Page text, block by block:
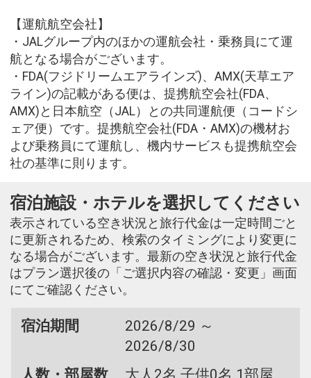
【運航航空会社】
・JALグループ内のほかの運航会社・乗務員にて運
航となる場合がございます。
・FDA(フジドリームエアラインズ)、AMX(天草エア
ライン)の記載がある便は、提携航空会社(FDA、
AMX)と日本航空（JAL）との共同運航便（コードシ
ェア便）です。提携航空会社(FDA・AMX)の機材お
よび乗務員にて運航し、機内サービスも提携航空会
社の基準に則ります。
宿泊施設・ホテルを選択してください
表示されている空き状況と旅行代金は一定時間ごと
に更新されるため、検索のタイミングにより変更に
なる場合がございます。最新の空き状況と旅行代金
はプラン選択後の「ご選択内容の確認・変更」画面
にてご確認ください。
宿泊期間
2026/8/29 ～
2026/8/30
人数・部屋数
大人2名 子供0名 1部屋